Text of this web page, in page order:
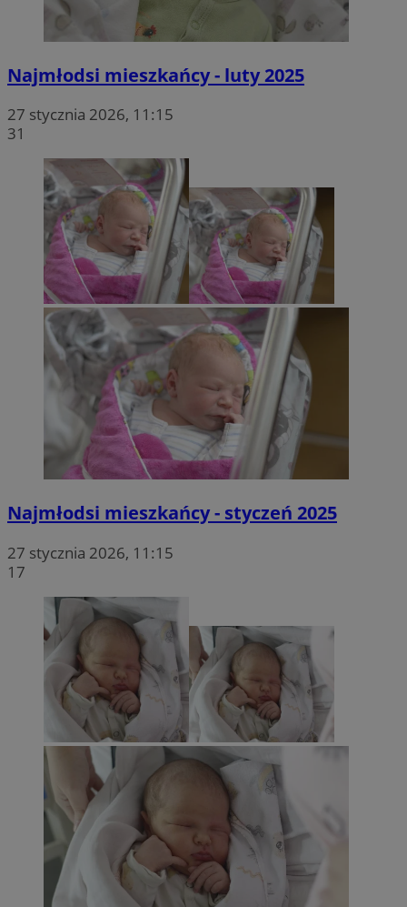
Najmłodsi mieszkańcy - luty 2025
27 stycznia 2026, 11:15
31
Najmłodsi mieszkańcy - styczeń 2025
27 stycznia 2026, 11:15
17